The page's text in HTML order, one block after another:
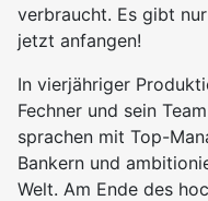
verbraucht. Es gibt
jetzt anfangen!
In vierjähriger
Fechner und sein
sprachen mit Top-
Bankern und
Welt. Am Ende des